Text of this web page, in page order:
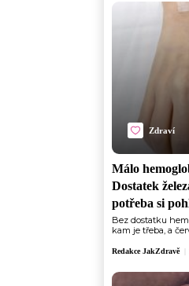
Zdraví
Málo
Dostatek
potřeba si
Bez dostatku
kam je třeba, a
Redakce JakZdravě